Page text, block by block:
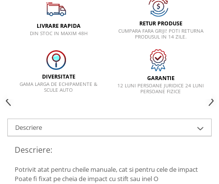
Mercedes-Benz
Porsche
Skoda
Toyota
LIVRARE RAPIDA
DIN STOC IN MAXIM 48H
RETUR PRODUSE
CUMPARA FARA GRIJI! POTI RETURNA
PRODUSUL IN 14 ZILE.
DIVERSITATE
GAMA LARGA DE ECHIPAMENTE &
SCULE AUTO
GARANTIE
12 LUNI PERSOANE JURIDICE 24 LUNI
PERSOANE FIZICE
Descriere
Descriere:
Potrivit atat pentru cheile manuale, cat si pentru cele de impact
Poate fi fixat pe cheia de impact cu stift sau inel O